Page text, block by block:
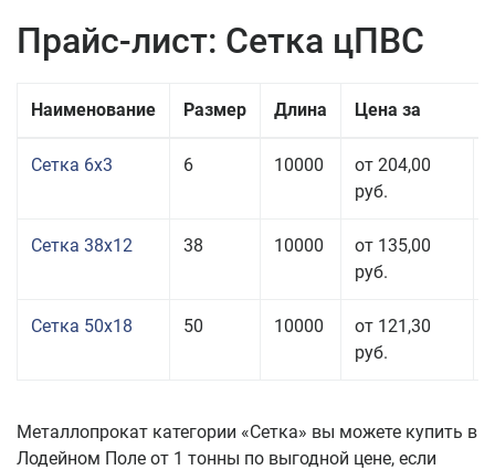
Прайс-лист: Сетка цПВС
Наименование Размер Длина Цена за
Сетка 6x3 6 10000
от 204,00
руб.
Сетка 38x12 38 10000
от 135,00
руб.
Сетка 50x18 50 10000
от 121,30
руб.
Металлопрокат категории «Сетка» вы можете купить в
Лодейном Поле от 1 тонны по выгодной цене, если